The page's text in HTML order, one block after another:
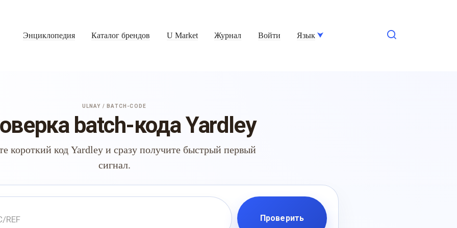
Энциклопедия Каталог брендов U Market Журнал Войти Язык
ULNAY / BATCH-CODE
batch-кода Yardley
короткий код Yardley и сразу получите быстрый первый
сигнал.
Проверить